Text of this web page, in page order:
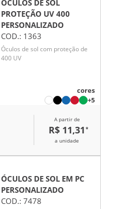
ÓCULOS DE SOL
PROTEÇÃO UV 400
PERSONALIZADO
COD.: 1363
Óculos de sol com proteção de
400 UV
cores
+5
A partir de
R$ 11,31 *
a unidade
ÓCULOS DE SOL EM PC
PERSONALIZADO
COD.: 7478